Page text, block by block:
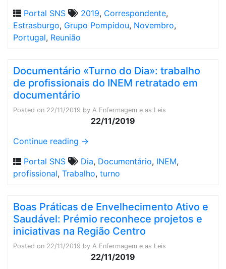
Portal SNS
2019, Correspondente,
Estrasburgo, Grupo Pompidou, Novembro,
Portugal, Reunião
Documentário «Turno do Dia»: trabalho
de profissionais do INEM retratado em
documentário
Posted on 22/11/2019 by A Enfermagem e as Leis
22/11/2019
Continue reading →
Portal SNS
Dia, Documentário, INEM,
profissional, Trabalho, turno
Boas Práticas de Envelhecimento Ativo e
Saudável: Prémio reconhece projetos e
iniciativas na Região Centro
Posted on 22/11/2019 by A Enfermagem e as Leis
22/11/2019